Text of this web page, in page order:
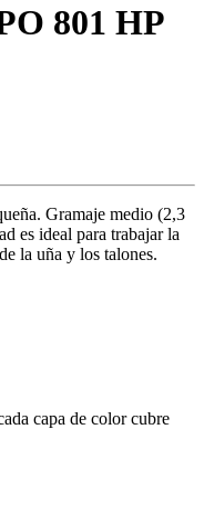
801 HP
Gramaje medio (2,3
es ideal para trabajar la
la uña y los talones.
capa de color cubre